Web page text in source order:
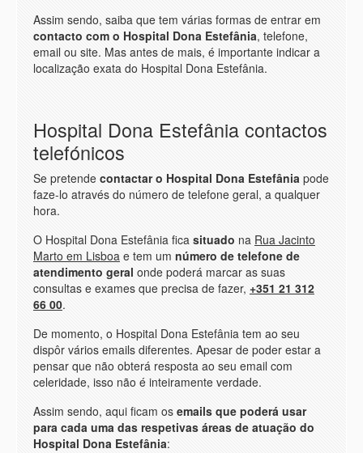
Assim sendo, saiba que tem várias formas de entrar em
contacto com o Hospital Dona Estefânia, telefone,
email ou site. Mas antes de mais, é importante indicar a
localização exata do Hospital Dona Estefânia.
Hospital Dona Estefânia contactos
telefónicos
Se pretende contactar o Hospital Dona Estefânia pode
faze-lo através do número de telefone geral, a qualquer
hora.
O Hospital Dona Estefânia fica situado na Rua Jacinto
Marto em Lisboa e tem um número de telefone de
atendimento geral onde poderá marcar as suas
consultas e exames que precisa de fazer, +351 21 312
66 00.
De momento, o Hospital Dona Estefânia tem ao seu
dispôr vários emails diferentes. Apesar de poder estar a
pensar que não obterá resposta ao seu email com
celeridade, isso não é inteiramente verdade.
Assim sendo, aqui ficam os emails que poderá usar
para cada uma das respetivas áreas de atuação do
Hospital Dona Estefânia: